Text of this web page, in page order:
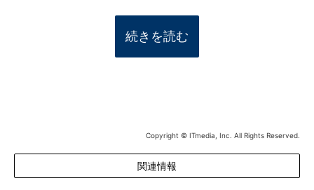
続きを読む
Copyright © ITmedia, Inc. All Rights Reserved.
関連情報